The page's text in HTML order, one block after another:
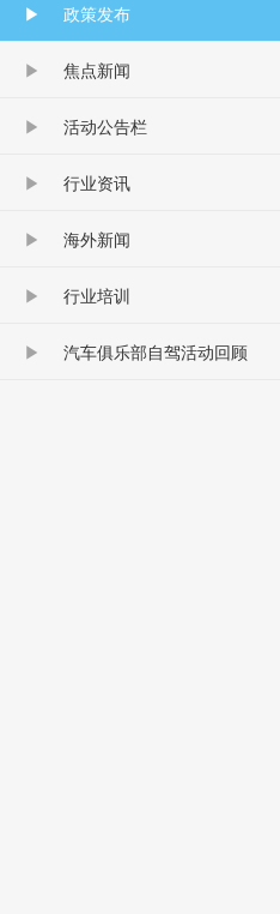
政策发布
焦点新闻
活动公告栏
行业资讯
海外新闻
行业培训
汽车俱乐部自驾活动回顾